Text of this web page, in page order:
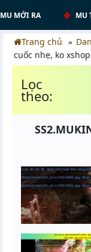
MU MỚI RA MU
Trang chủ
cuốc nhẹ, ko xshop
Lọc
theo: